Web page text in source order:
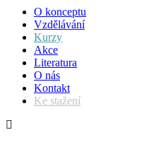
O konceptu
Vzdělávání
Kurzy
Akce
Literatura
O nás
Kontakt
Ke stažení